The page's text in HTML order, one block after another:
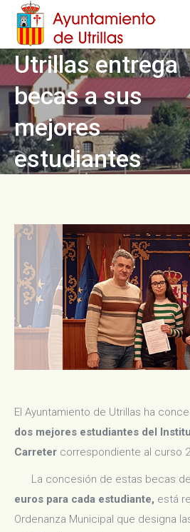
Utrillas entrega
becas a sus
mejores
estudiantes
El Ayuntamiento de Utrillas ha
dos mejores estudiantes del
Carreter correspondiente al curso
La concesión de estas becas de
euros para cada estudiante, está
Ordenanza Municipal que designa